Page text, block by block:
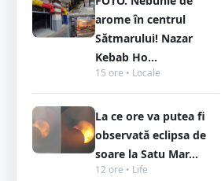
arome în centrul
Sătmarului! Nazar
Kebab Ho...
15 ore • Locale
La ce ore va putea fi
observată eclipsa de
soare la Satu Mar...
12 ore • Life